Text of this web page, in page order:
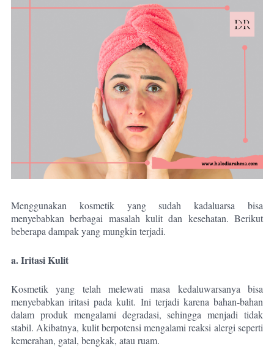
Menggunakan kosmetik yang sudah kadaluarsa bisa
menyebabkan berbagai masalah kulit dan kesehatan. Berikut
beberapa dampak yang mungkin terjadi.
a. Iritasi Kulit
Kosmetik yang telah melewati masa kedaluwarsanya bisa
menyebabkan iritasi pada kulit. Ini terjadi karena bahan-bahan
dalam produk mengalami degradasi, sehingga menjadi tidak
stabil. Akibatnya, kulit berpotensi mengalami reaksi alergi seperti
kemerahan, gatal, bengkak, atau ruam.